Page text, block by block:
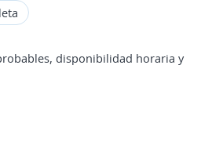
disponibilidad horaria y